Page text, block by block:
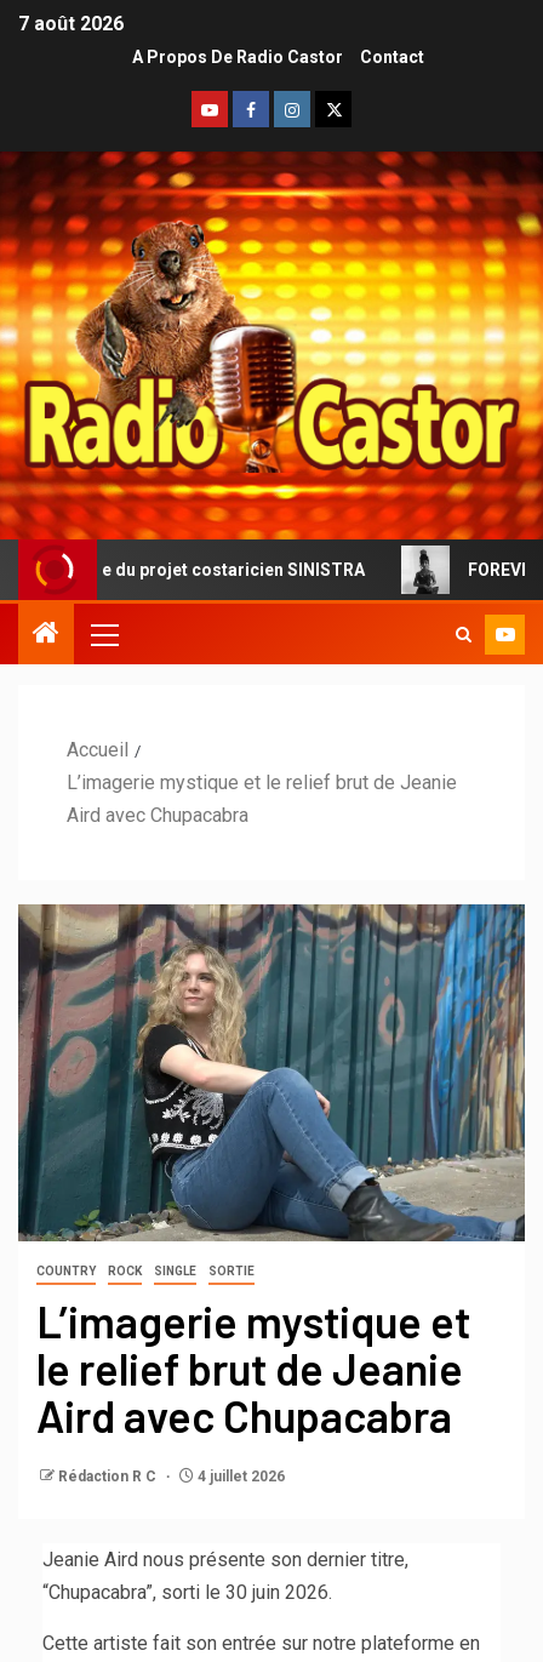
7 août 2026
A Propos De Radio Castor Contact
du projet costaricien SINISTRA FOREVERMORE :
Accueil
L’imagerie mystique et le relief brut de Jeanie
Aird avec Chupacabra
COUNTRY ROCK SINGLE SORTIE
L’imagerie mystique et
le relief brut de Jeanie
Aird avec Chupacabra
Rédaction R C 4 juillet 2026
Jeanie Aird nous présente son dernier titre,
“Chupacabra”, sorti le 30 juin 2026.
Cette artiste fait son entrée sur notre plateforme en